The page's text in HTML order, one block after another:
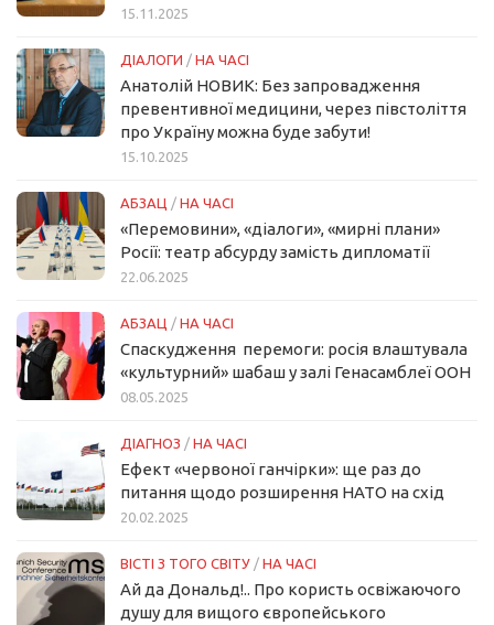
15.11.2025
ДІАЛОГИ / НА ЧАСІ
Анатолій НОВИК: Без запровадження
превентивної медицини, через півстоліття
про Україну можна буде забути!
15.10.2025
АБЗАЦ / НА ЧАСІ
«Перемовини», «діалоги», «мирні плани»
Росії: театр абсурду замість дипломатії
22.06.2025
АБЗАЦ / НА ЧАСІ
Спаскудження перемоги: росія влаштувала
«культурний» шабаш у залі Генасамблеї ООН
08.05.2025
ДІАГНОЗ / НА ЧАСІ
Ефект «червоної ганчірки»: ще раз до
питання щодо розширення НАТО на схід
20.02.2025
ВІСТІ З ТОГО СВІТУ / НА ЧАСІ
Ай да Дональд!.. Про користь освіжаючого
душу для вищого європейського